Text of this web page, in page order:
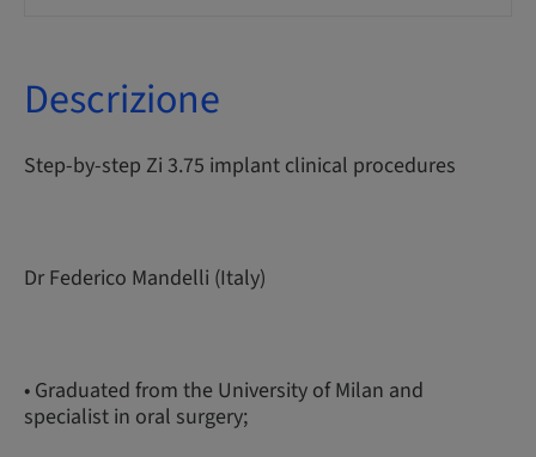
Descrizione
Step-by-step Zi 3.75 implant clinical procedures
Dr Federico Mandelli (Italy)
• Graduated from the University of Milan and
specialist in oral surgery;